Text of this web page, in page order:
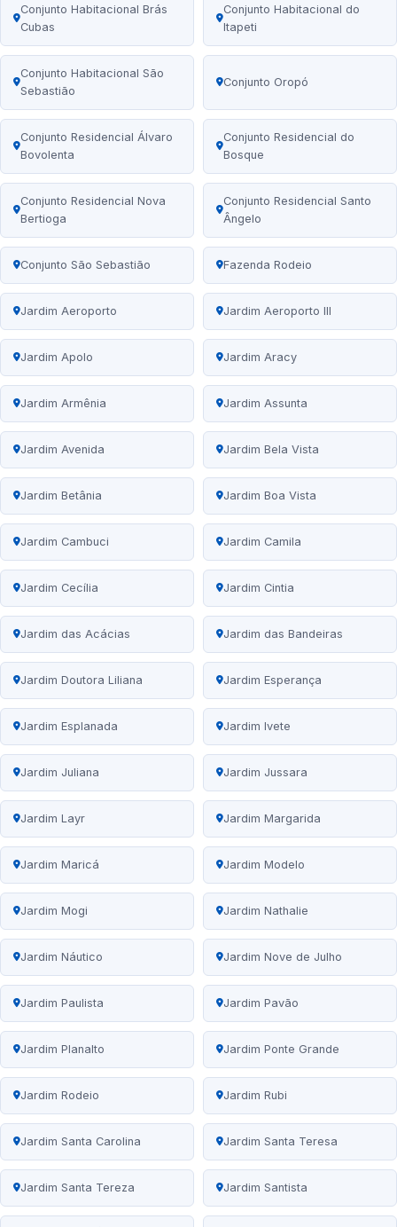
Conjunto Habitacional Brás
Cubas
Conjunto Habitacional do
Itapeti
Conjunto Habitacional São
Sebastião
Conjunto Oropó
Conjunto Residencial Álvaro
Bovolenta
Conjunto Residencial do
Bosque
Conjunto Residencial Nova
Bertioga
Conjunto Residencial Santo
Ângelo
Conjunto São Sebastião Fazenda Rodeio
Jardim Aeroporto Jardim Aeroporto III
Jardim Apolo Jardim Aracy
Jardim Armênia Jardim Assunta
Jardim Avenida Jardim Bela Vista
Jardim Betânia Jardim Boa Vista
Jardim Cambuci Jardim Camila
Jardim Cecília Jardim Cintia
Jardim das Acácias Jardim das Bandeiras
Jardim Doutora Liliana Jardim Esperança
Jardim Esplanada Jardim Ivete
Jardim Juliana Jardim Jussara
Jardim Layr Jardim Margarida
Jardim Maricá Jardim Modelo
Jardim Mogi Jardim Nathalie
Jardim Náutico Jardim Nove de Julho
Jardim Paulista Jardim Pavão
Jardim Planalto Jardim Ponte Grande
Jardim Rodeio Jardim Rubi
Jardim Santa Carolina Jardim Santa Teresa
Jardim Santa Tereza Jardim Santista